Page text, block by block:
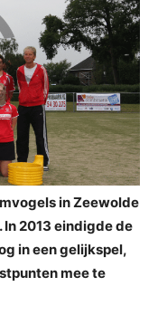
in Zeewolde
2013 eindigde de
in een gelijkspel,
mee te